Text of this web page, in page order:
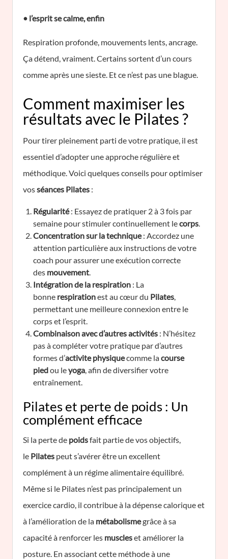
• l’esprit se calme, enfin
Respiration profonde, mouvements lents, ancrage.
Ça détend, vraiment. Certains sortent d’un cours
comme après une sieste. Et ce n’est pas une blague.
Comment maximiser les
résultats avec le Pilates ?
Pour tirer pleinement parti de votre pratique, il est
essentiel d’adopter une approche régulière et
méthodique. Voici quelques conseils pour optimiser
vosséances Pilates :
Régularité: Essayez de pratiquer 2 à 3 fois par
semaine pour stimuler continuellement lecorps.
Concentration sur la technique: Accordez une
attention particulière aux instructions de votre
coach pour assurer une exécution correcte
des mouvement.
Intégration de la respiration : La
bonne respirationest au cœur du Pilates,
permettant une meilleure connexion entre le
corps et l’esprit.
Combinaison avec d’autres activités : N’hésitez
pas à compléter votre pratique par d’autres
formes d’activite physiquecomme lacourse
piedou leyoga, afin de diversifier votre
entraînement.
Pilates et perte de poids : Un
complément efficace
Si la perte de poidsfait partie de vos objectifs,
le Pilates peut s’avérer être un excellent
complément à un régime alimentaire équilibré.
Même si le Pilates n’est pas principalement un
exercice cardio, il contribue à la dépense calorique et
à l’amélioration de la métabolismegrâce à sa
capacité à renforcer les muscleset améliorer la
posture. En associant cette méthode à une